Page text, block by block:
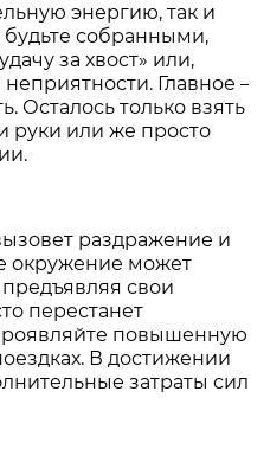
энергию, так и
собранными,
за хвост» или,
Главное–
Осталось только взять
руки или же просто
раздражение и
окружение может
предъявляя свои
перестанет
повышенную
В достижении
затраты сил